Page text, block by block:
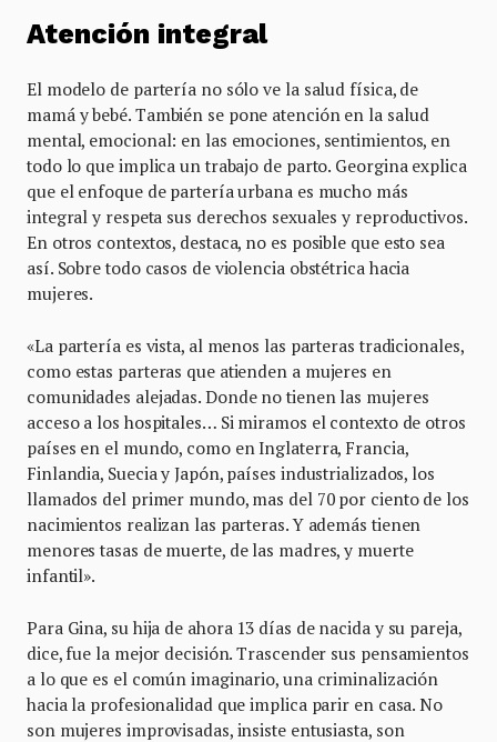
Atención integral
El modelo de partería no sólo ve la salud física, de
mamá y bebé. También se pone atención en la salud
mental, emocional: en las emociones, sentimientos, en
todo lo que implica un trabajo de parto. Georgina explica
que el enfoque de partería urbana es mucho más
integral y respeta sus derechos sexuales y reproductivos.
En otros contextos, destaca, no es posible que esto sea
así. Sobre todo casos de violencia obstétrica hacia
mujeres.
«La partería es vista, al menos las parteras tradicionales,
como estas parteras que atienden a mujeres en
comunidades alejadas. Donde no tienen las mujeres
acceso a los hospitales… Si miramos el contexto de otros
países en el mundo, como en Inglaterra, Francia,
Finlandia, Suecia y Japón, países industrializados, los
llamados del primer mundo, mas del 70 por ciento de los
nacimientos realizan las parteras. Y además tienen
menores tasas de muerte, de las madres, y muerte
infantil».
Para Gina, su hija de ahora 13 días de nacida y su pareja,
dice, fue la mejor decisión. Trascender sus pensamientos
a lo que es el común imaginario, una criminalización
hacia la profesionalidad que implica parir en casa. No
son mujeres improvisadas, insiste entusiasta, son